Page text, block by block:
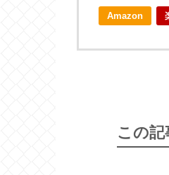
Lakers
Amazon
この記